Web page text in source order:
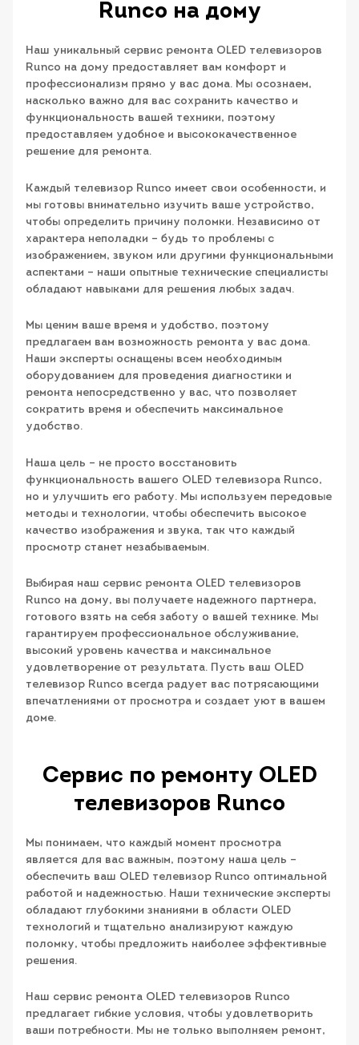
Runco на дому
Наш уникальный сервис ремонта OLED телевизоров
Runco на дому предоставляет вам комфорт и
профессионализм прямо у вас дома. Мы осознаем,
насколько важно для вас сохранить качество и
функциональность вашей техники, поэтому
предоставляем удобное и высококачественное
решение для ремонта.
Каждый телевизор Runco имеет свои особенности, и
мы готовы внимательно изучить ваше устройство,
чтобы определить причину поломки. Независимо от
характера неполадки – будь то проблемы с
изображением, звуком или другими функциональными
аспектами – наши опытные технические специалисты
обладают навыками для решения любых задач.
Мы ценим ваше время и удобство, поэтому
предлагаем вам возможность ремонта у вас дома.
Наши эксперты оснащены всем необходимым
оборудованием для проведения диагностики и
ремонта непосредственно у вас, что позволяет
сократить время и обеспечить максимальное
удобство.
Наша цель – не просто восстановить
функциональность вашего OLED телевизора Runco,
но и улучшить его работу. Мы используем передовые
методы и технологии, чтобы обеспечить высокое
качество изображения и звука, так что каждый
просмотр станет незабываемым.
Выбирая наш сервис ремонта OLED телевизоров
Runco на дому, вы получаете надежного партнера,
готового взять на себя заботу о вашей технике. Мы
гарантируем профессиональное обслуживание,
высокий уровень качества и максимальное
удовлетворение от результата. Пусть ваш OLED
телевизор Runco всегда радует вас потрясающими
впечатлениями от просмотра и создает уют в вашем
доме.
Сервис по ремонту OLED
телевизоров Runco
Мы понимаем, что каждый момент просмотра
является для вас важным, поэтому наша цель –
обеспечить ваш OLED телевизор Runco оптимальной
работой и надежностью. Наши технические эксперты
обладают глубокими знаниями в области OLED
технологий и тщательно анализируют каждую
поломку, чтобы предложить наиболее эффективные
решения.
Наш сервис ремонта OLED телевизоров Runco
предлагает гибкие условия, чтобы удовлетворить
ваши потребности. Мы не только выполняем ремонт,